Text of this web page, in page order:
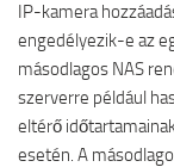
IP-kamera
engedélyezik-e az
másodlagos NAS
szerverre például
eltérő
esetén. A